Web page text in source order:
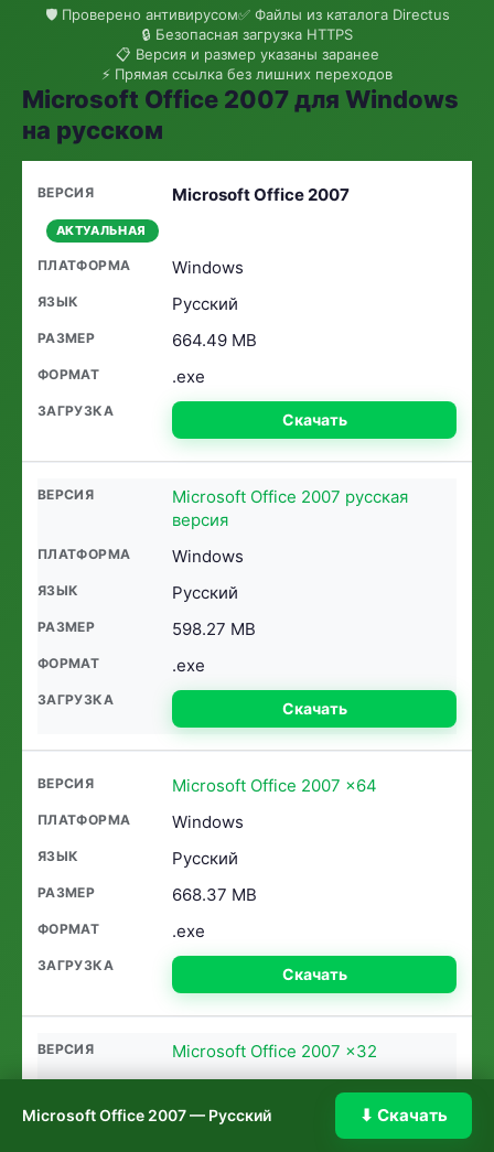
🛡 Проверено антивирусом✅ Файлы из каталога Directus
🔒 Безопасная загрузка HTTPS
📋 Версия и размер указаны заранее
⚡ Прямая ссылка без лишних переходов
Microsoft Office 2007 для Windows
на русском
Microsoft Office 2007
АКТУАЛЬНАЯ
Windows
Русский
664.49 MB
.exe
Скачать
Microsoft Office 2007 русская
версия
Windows
Русский
598.27 MB
.exe
Скачать
Microsoft Office 2007 x64
Windows
Русский
668.37 MB
.exe
Скачать
Microsoft Office 2007 x32
Русский
Microsoft Office 2007 — Русский ⬇ Скачать